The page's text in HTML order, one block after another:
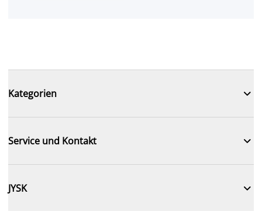
Kategorien 
Service und Kontakt 
JYSK 